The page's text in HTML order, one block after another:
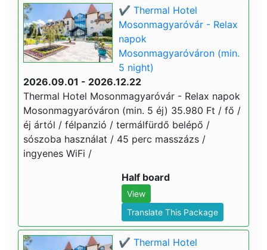
✔️ Thermal Hotel
Mosonmagyaróvár - Relax
napok
Mosonmagyaróváron (min.
5 night)
2026.09.01 - 2026.12.22
Thermal Hotel Mosonmagyaróvár - Relax napok
Mosonmagyaróváron (min. 5 éj) 35.980 Ft / fő /
éj ártól / félpanzió / termálfürdő belépő /
sószoba használat / 45 perc masszázs /
ingyenes WiFi /
Half board
View
Translate This Package
✔️ Thermal Hotel